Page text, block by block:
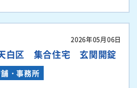
2026年05月06日
白区 集合住宅 玄関開錠
・事務所